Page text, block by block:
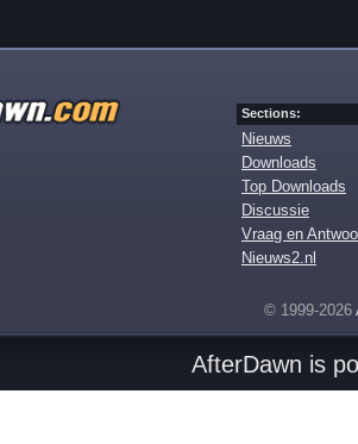
Sections:
Nieuws
Downloads
Top Downloads
Discussie
Vraag en
Nieuws2.nl
© 1999-2026
AfterDawn is